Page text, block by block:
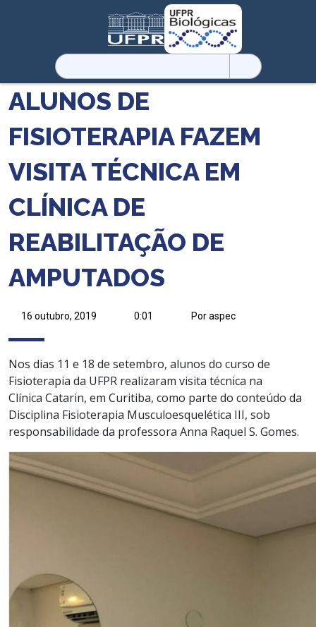
Pesquisar
por:
ALUNOS DE
FISIOTERAPIA FAZEM
VISITA TÉCNICA EM
CLÍNICA DE
REABILITAÇÃO DE
AMPUTADOS
16 outubro, 2019 0:01 Por aspec
Nos dias 11 e 18 de setembro, alunos do curso de
Fisioterapia da UFPR realizaram visita técnica na
Clínica Catarin, em Curitiba, como parte do conteúdo da
Disciplina Fisioterapia Musculoesquelética III, sob
responsabilidade da professora Anna Raquel S. Gomes.